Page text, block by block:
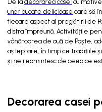
De la decorarea casei cu
unor bucate delicioase care să
fiecare aspect al pregătirii de
distra împreună. Activitățile
vânătoarea de ouă de Paște,
așteptare, în timp ce tradițiile
și ne reamintesc de ceea ce
Decorarea casei